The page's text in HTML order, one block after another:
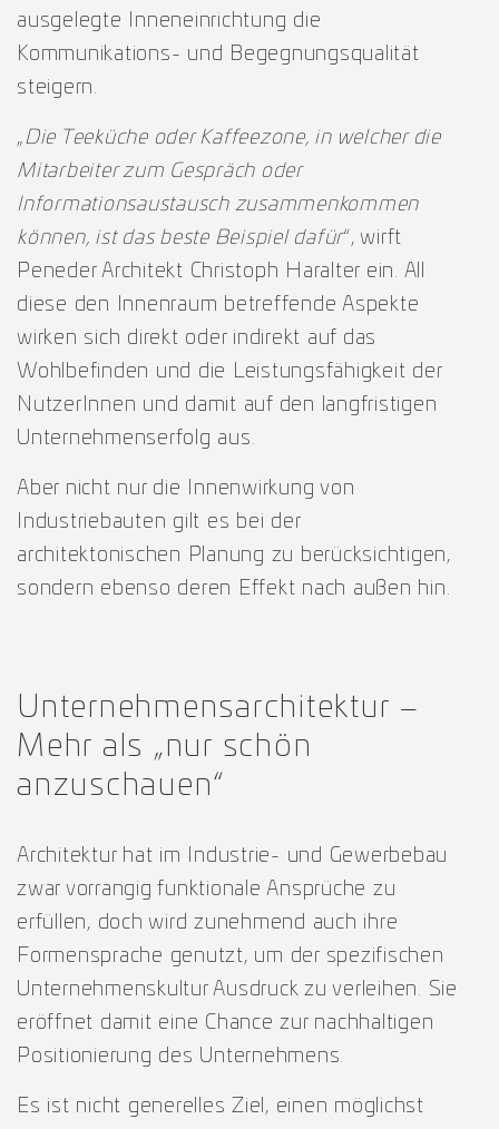
ausgelegte Inneneinrichtung die
Kommunikations- und Begegnungsqualität
steigern.
„Die Teeküche oder Kaffeezone, in welcher die
Mitarbeiter zum Gespräch oder
Informationsaustausch zusammenkommen
können, ist das beste Beispiel dafür“, wirft
Peneder Architekt Christoph Haralter ein. All
diese den Innenraum betreffende Aspekte
wirken sich direkt oder indirekt auf das
Wohlbefinden und die Leistungsfähigkeit der
NutzerInnen und damit auf den langfristigen
Unternehmenserfolg aus.
Aber nicht nur die Innenwirkung von
Industriebauten gilt es bei der
architektonischen Planung zu berücksichtigen,
sondern ebenso deren Effekt nach außen hin.
Unternehmensarchitektur –
Mehr als „nur schön
anzuschauen“
Architektur hat im Industrie- und Gewerbebau
zwar vorrangig funktionale Ansprüche zu
erfüllen, doch wird zunehmend auch ihre
Formensprache genutzt, um der spezifischen
Unternehmenskultur Ausdruck zu verleihen. Sie
eröffnet damit eine Chance zur nachhaltigen
Positionierung des Unternehmens.
Es ist nicht generelles Ziel, einen möglichst